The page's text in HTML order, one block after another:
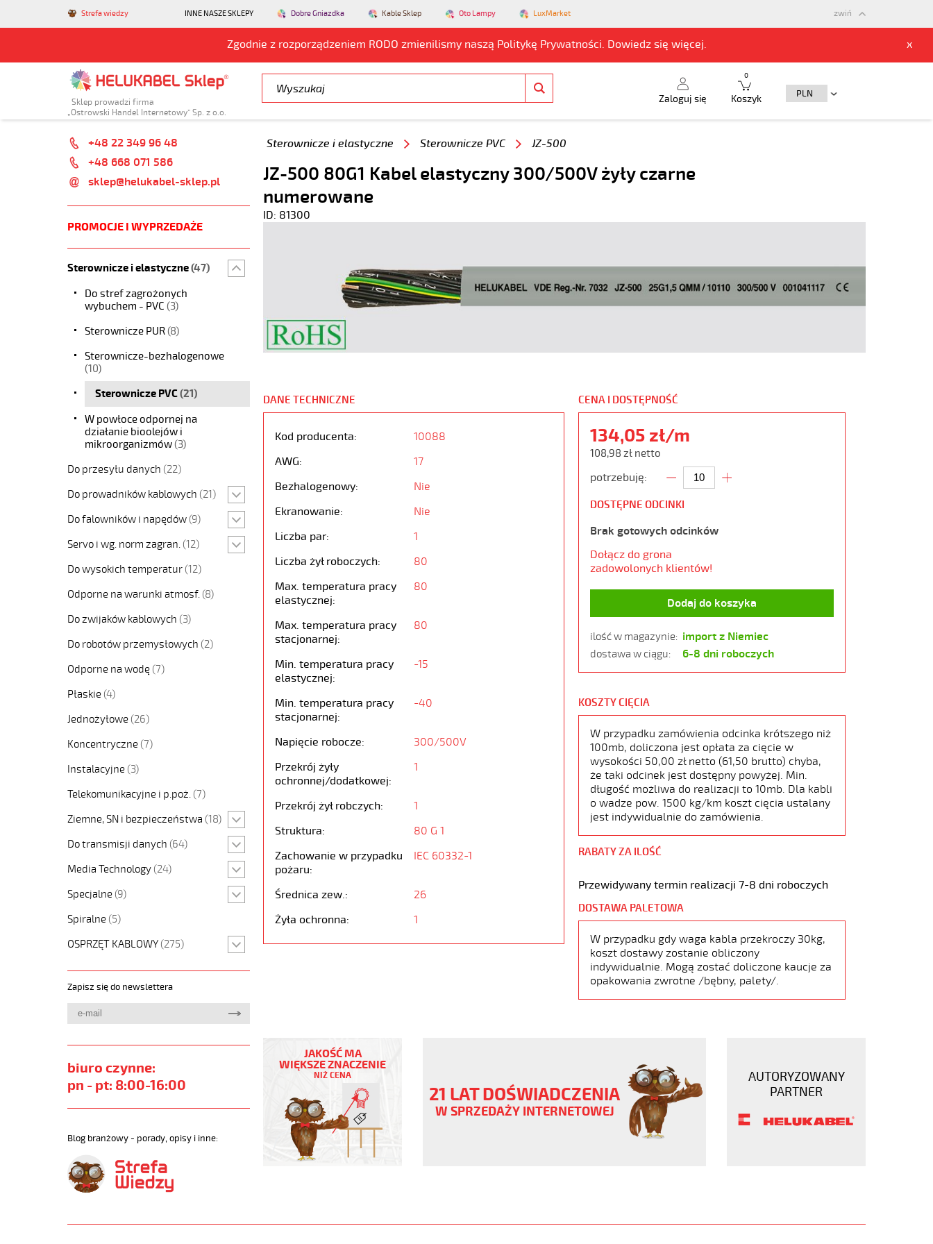
Strefa wiedzy INNE NASZE SKLEPY Dobre Gniazdka Kable Sklep Oto Lampy LuxMarket
Zgodnie z rozporządzeniem RODO zmienilismy naszą Politykę Prywatności. Dowiedz się więcej. x
zwiń
Sklep prowadzi firma
„Ostrowski Handel Internetowy” Sp. z o.o.
Zaloguj się Koszyk
0
+48 22 349 96 48
+48 668 071 586
sklep@helukabel-sklep.pl
PROMOCJE I WYPRZEDAŻE
Sterownicze i elastyczne(47)
Do stref zagrożonych
wybuchem - PVC (3)
Sterownicze PUR(8)
Sterownicze-bezhalogenowe
(10)
Sterownicze PVC(21)
W powłoce odpornej na
działanie bioolejów i
mikroorganizmów(3)
Do przesyłu danych (22)
Do prowadników kablowych (21)
Do falowników i napędów (9)
Servo i wg. norm zagran. (12)
Do wysokich temperatur (12)
Odporne na warunki atmosf. (8)
Do zwijaków kablowych (3)
Do robotów przemysłowych (2)
Odporne na wodę (7)
Płaskie (4)
Jednożyłowe (26)
Koncentryczne (7)
Instalacyjne (3)
Telekomunikacyjne i p.poż. (7)
Ziemne, SN i bezpieczeństwa (18)
Do transmisji danych (64)
Media Technology (24)
Specjalne (9)
Spiralne (5)
OSPRZĘT KABLOWY (275)
Zapisz się do newslettera
biuro czynne:
pn - pt: 8:00-16:00
Blog branżowy - porady, opisy i inne:
Sterownicze i elastyczne Sterownicze PVC JZ-500
JZ-500 80G1 Kabel elastyczny 300/500V żyły czarne
numerowane
ID: 81300
DANE TECHNICZNE
Kod producenta:
10088
AWG:
17
Bezhalogenowy:
Nie
Ekranowanie:
Nie
Liczba par:
1
Liczba żył roboczych:
80
Max. temperatura pracy
elastycznej:
80
Max. temperatura pracy
stacjonarnej:
80
Min. temperatura pracy
elastycznej:
-15
Min. temperatura pracy
stacjonarnej:
-40
Napięcie robocze:
300/500V
Przekrój żyły
ochronnej/dodatkowej:
1
Przekrój żył robczych:
1
Struktura:
80 G 1
Zachowanie w przypadku
pożaru:
IEC 60332-1
Średnica zew.:
26
Żyła ochronna:
1
CENA I DOSTĘPNOŚĆ
134,05 zł/m
108,98 zł netto
potrzebuję:
DOSTĘPNE ODCINKI
Brak gotowych odcinków
Dołącz do grona
zadowolonych klientów!
Dodaj do koszyka
ilość w magazynie: import z Niemiec
dostawa w ciągu: 6-8 dni roboczych
KOSZTY CIĘCIA
W przypadku zamówienia odcinka krótszego niż
100mb, doliczona jest opłata za cięcie w
wysokości 50,00 zł netto (61,50 brutto) chyba,
że taki odcinek jest dostępny powyżej. Min.
długość możliwa do realizacji to 10mb. Dla kabli
o wadze pow. 1500 kg/km koszt cięcia ustalany
jest indywidualnie do zamówienia.
RABATY ZA ILOŚĆ
Przewidywany termin realizacji 7-8 dni roboczych
DOSTAWA PALETOWA
W przypadku gdy waga kabla przekroczy 30kg,
koszt dostawy zostanie obliczony
indywidualnie. Mogą zostać doliczone kaucje za
opakowania zwrotne /bębny, palety/.
80G1
Kabel
300/500V
czarne
numerowane
https://www.static.helukabel-
sklep.pl/jz-
JAKOŚĆ MA
WIĘKSZE ZNACZENIE
NIŻ CENA
21 LAT DOŚWIADCZENIA
W SPRZEDAŻY INTERNETOWEJ
AUTORYZOWANY
PARTNER